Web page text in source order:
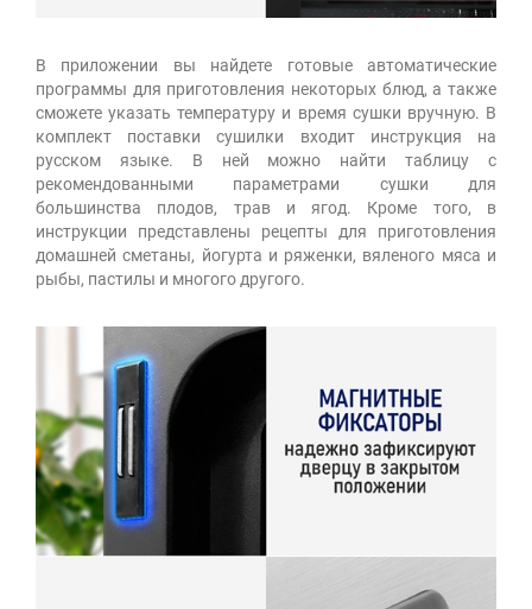
В приложении вы найдете готовые автоматические
программы для приготовления некоторых блюд, а также
сможете указать температуру и время сушки вручную. В
комплект поставки сушилки входит инструкция на
русском языке. В ней можно найти таблицу с
рекомендованными параметрами сушки для
большинства плодов, трав и ягод. Кроме того, в
инструкции представлены рецепты для приготовления
домашней сметаны, йогурта и ряженки, вяленого мяса и
рыбы, пастилы и многого другого.